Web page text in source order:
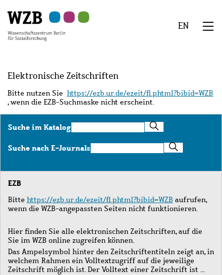
Hauptinhalt
springen
Navigation
springen
Suche
springen
Sekundärnavigation
springen
Fußzeile
springen
EN
Elektronische Zeitschriften
Bitte nutzen Sie https://ezb.ur.de/ezeit/fl.phtml?bibid=WZB
, wenn die EZB-Suchmaske nicht erscheint.
Suche im KatalogSuche
im
Katalog
Suche nach E-JournalsSuche
nach
Journals
EZB
Bitte https://ezb.ur.de/ezeit/fl.phtml?bibid=WZB aufrufen,
wenn die WZB-angepassten Seiten nicht funktionieren.
Hier finden Sie alle elektronischen Zeitschriften, auf die
Sie im WZB online zugreifen können.
Das Ampelsymbol hinter den Zeitschriftentiteln zeigt an, in
welchem Rahmen ein Volltextzugriff auf die jeweilige
Zeitschrift möglich ist. Der Volltext einer Zeitschrift ist …